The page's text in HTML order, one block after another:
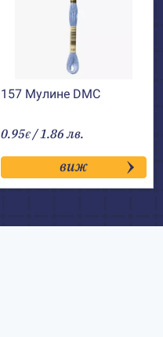
157 Мулине DMC
0.95€ / 1.86 лв.
виж